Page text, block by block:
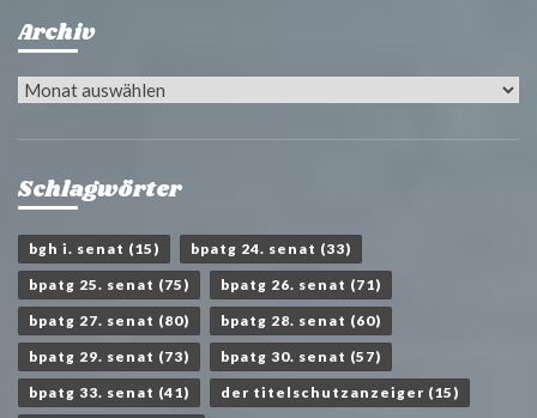
Archiv
Archiv
Schlagwörter
bgh i. senat (15) bpatg 24. senat (33)
bpatg 25. senat (75) bpatg 26. senat (71)
bpatg 27. senat (80) bpatg 28. senat (60)
bpatg 29. senat (73) bpatg 30. senat (57)
bpatg 33. senat (41) der titelschutzanzeiger (15)